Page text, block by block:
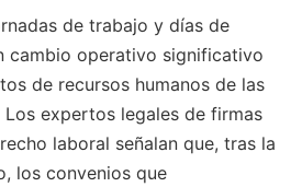
de trabajo y días de
cambio operativo significativo
de recursos humanos de las
Los expertos legales de firmas
laboral señalan que, tras la
los convenios que